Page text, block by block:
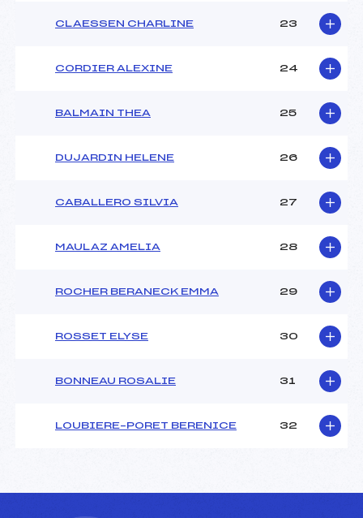
CLAESSEN CHARLINE 23
CORDIER ALEXINE 24
BALMAIN THEA 25
DUJARDIN HELENE 26
CABALLERO SILVIA 27
MAULAZ AMELIA 28
ROCHER BERANECK EMMA 29
ROSSET ELYSE 30
BONNEAU ROSALIE 31
LOUBIERE–PORET BERENICE 32